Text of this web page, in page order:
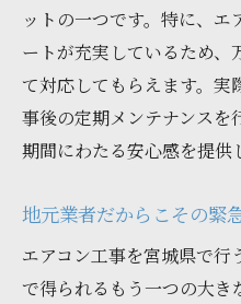
ットの一つです。特に、エ
ートが充実しているため、
て対応してもらえます。実
事後の定期メンテナンスを
期間にわたる安心感を提供
地元業者だからこその緊
エアコン工事を宮城県で行
で得られるもう一つの大き